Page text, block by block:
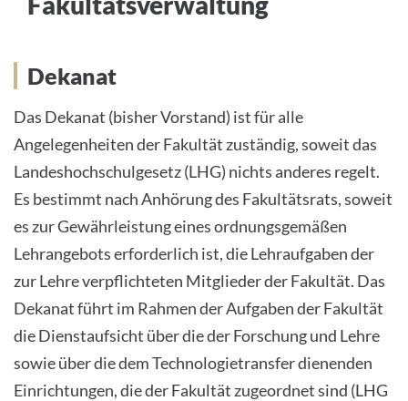
Dekanat
Das Dekanat (bisher Vorstand) ist für alle
Angelegenheiten der Fakultät zuständig, soweit das
Landeshochschulgesetz (LHG) nichts anderes regelt.
Es bestimmt nach Anhörung des Fakultätsrats, soweit
es zur Gewährleistung eines ordnungsgemäßen
Lehrangebots erforderlich ist, die Lehraufgaben der
zur Lehre verpflichteten Mitglieder der Fakultät. Das
Dekanat führt im Rahmen der Aufgaben der Fakultät
die Dienstaufsicht über die der Forschung und Lehre
sowie über die dem Technologietransfer dienenden
Einrichtungen, die der Fakultät zugeordnet sind (LHG